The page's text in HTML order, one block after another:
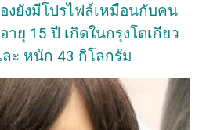
งยังมีโปรไฟล์เหมือนกับคน
ายุ 15 ปี เกิดในกรุงโตเกียว
ะ หนัก 43 กิโลกรัม